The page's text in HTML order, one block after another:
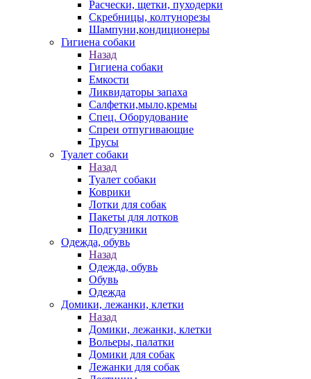
Расчески, щетки, пуходерки
Скребницы, колтунорезы
Шампуни,кондиционеры
Гигиена собаки
Назад
Гигиена собаки
Емкости
Ликвидаторы запаха
Салфетки,мыло,кремы
Спец. Оборудование
Спреи отпугивающие
Трусы
Туалет собаки
Назад
Туалет собаки
Коврики
Лотки для собак
Пакеты для лотков
Подгузники
Одежда, обувь
Назад
Одежда, обувь
Обувь
Одежда
Домики, лежанки, клетки
Назад
Домики, лежанки, клетки
Вольеры, палатки
Домики для собак
Лежанки для собак